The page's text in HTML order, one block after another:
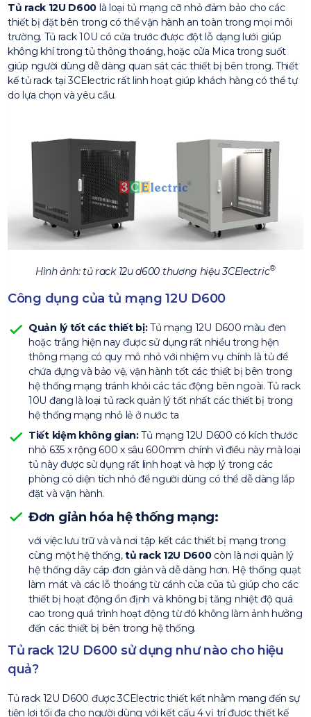
Tủ rack 12U D600 là loại tủ mạng cỡ nhỏ đảm bảo cho các
thiết bị đặt bên trong có thể vận hành an toàn trong mọi môi
trường. Tủ rack 10U có cửa trước được đột lỗ dạng lưới giúp
không khí trong tủ thông thoáng, hoặc cửa Mica trong suốt
giúp người dùng dễ dàng quan sát các thiết bị bên trong. Thiết
kế tủ rack tại 3CElectric rất linh hoạt giúp khách hàng có thể tự
do lựa chọn và yêu cầu.
Hình ảnh: tủ rack 12u d600 thương hiệu 3CElectric®
Công dụng của tủ mạng 12U D600
Quản lý tốt các thiết bị:Tủ mạng 12U D600 màu đen
hoặc trắng hiện nay được sử dụng rất nhiều trong hện
thông mạng có quy mô nhỏ với nhiệm vụ chính là tủ để
chứa đựng và bảo vệ, vận hành tốt các thiết bị bên trong
hệ thống mạng tránh khỏi các tác động bên ngoài. Tủ rack
10U đang là loại tủ rack quản lý tốt nhất các thiết bị trong
hệ thống mạng nhỏ lẻ ở nước ta
Tiết kiệm không gian:Tủ mạng 12U D600 có kích thước
nhỏ 635 x rộng 600 x sâu 600mm chính vì điều này mà loại
tủ này được sử dụng rất linh hoạt và hợp lý trong các
phòng có diện tích nhỏ để người dùng có thể dễ dàng lắp
đặt và vận hành.
Đơn giản hóa hệ thống mạng:
với việc lưu trữ và và nơi tập kết các thiết bị mạng trong
cùng một hệ thống,tủ rack 12U D600còn là nơi quản lý
hệ thống dây cáp đơn giản và dễ dàng hơn. Hệ thống quạt
làm mát và các lỗ thoáng từ cánh cửa của tủ giúp cho các
thiết bị hoạt động ổn định và không bị tăng nhiệt độ quá
cao trong quá trình hoạt động từ đó không làm ảnh hưởng
đến các thiết bị bên trong hệ thống.
Tủ rack 12U D600 sử dụng như nào cho hiệu
quả?
Tủ rack 12U D600 được 3CElectric thiết kết nhằm mang đến sự
tiện lợi tối đa cho người dùng với kết cấu 4 vị trí được thiết kế